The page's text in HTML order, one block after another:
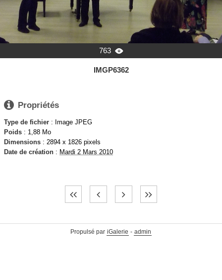
763 
IMGP6362
 Propriétés
Type de fichier : Image JPEG
Poids : 1,88 Mo
Dimensions : 2894 x 1826 pixels
Date de création : Mardi 2 Mars 2010
Propulsé par iGalerie - admin